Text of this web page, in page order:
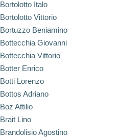
Bortolotto Italo
Bortolotto Vittorio
Bortuzzo Beniamino
Bottecchia Giovanni
Bottecchia Vittorio
Botter Enrico
Botti Lorenzo
Bottos Adriano
Boz Attilio
Brait Lino
Brandolisio Agostino